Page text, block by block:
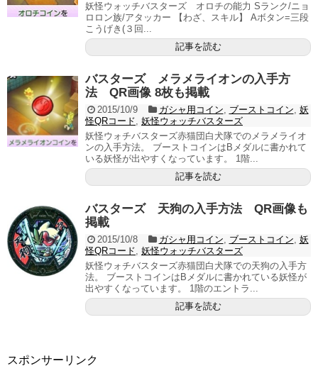
妖怪ウォッチバスターズ オロチの能力 Sランク/ニョ
ロロン族/アタッカー 【わざ、スキル】 Aボタン=三段
こうげき(３回...
記事を読む
バスターズ メラメライオンの入手方
法 QR画像 8枚も掲載
2015/10/9 ガシャ用コイン, ブーストコイン, 妖
怪QRコード, 妖怪ウォッチバスターズ
妖怪ウォチバスターズ赤猫団白犬隊でのメラメライオ
ンの入手方法。 ブーストコインはBメダルに書かれて
いる妖怪が出やすくなっています。 1階...
記事を読む
バスターズ 天狗の入手方法 QR画像も
掲載
2015/10/8 ガシャ用コイン, ブーストコイン, 妖
怪QRコード, 妖怪ウォッチバスターズ
妖怪ウォチバスターズ赤猫団白犬隊での天狗の入手方
法。 ブーストコインはBメダルに書かれている妖怪が
出やすくなっています。 1階のエントラ...
記事を読む
スポンサーリンク